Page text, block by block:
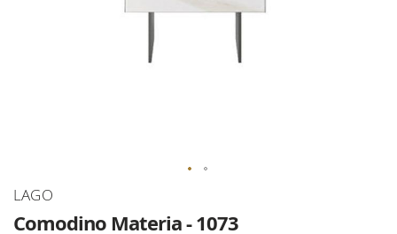
Comodino Materia - 1073
LAGO
Skip